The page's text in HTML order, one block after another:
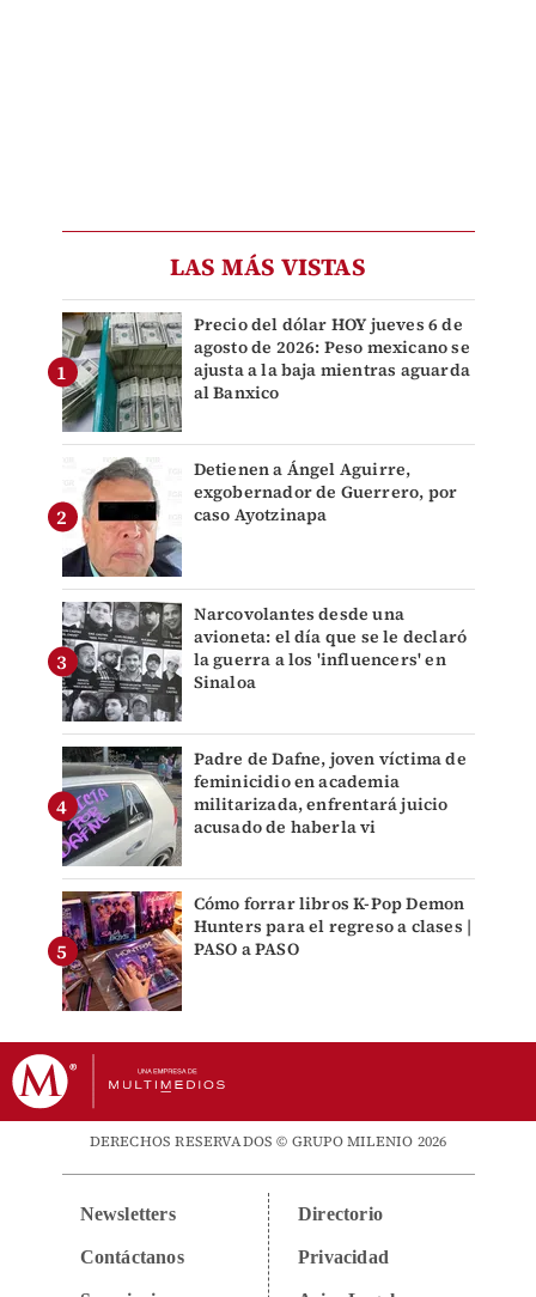
LAS MÁS VISTAS
Precio del dólar HOY jueves 6 de
agosto de 2026: Peso mexicano se
ajusta a la baja mientras aguarda
al Banxico
Detienen a Ángel Aguirre,
exgobernador de Guerrero, por
caso Ayotzinapa
Narcovolantes desde una
avioneta: el día que se le declaró
la guerra a los 'influencers' en
Sinaloa
Padre de Dafne, joven víctima de
feminicidio en academia
militarizada, enfrentará juicio
acusado de haberla vi
Cómo forrar libros K-Pop Demon
Hunters para el regreso a clases |
PASO a PASO
DERECHOS RESERVADOS © GRUPO MILENIO 2026
Newsletters
Contáctanos
Directorio
Privacidad